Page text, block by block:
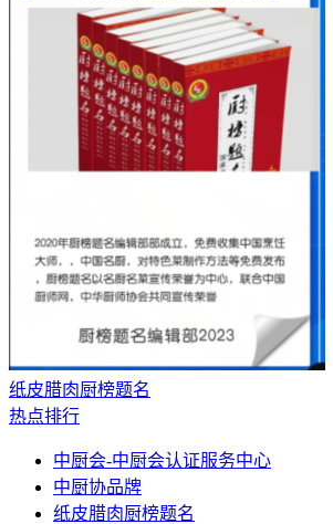
纸皮腊肉厨榜题名
热点排行
中厨会-中厨会认证服务中心
中厨协品牌
纸皮腊肉厨榜题名